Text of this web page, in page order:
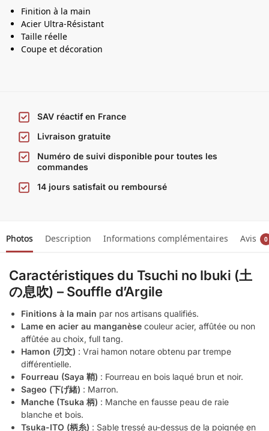
Finition à la main
Acier Ultra-Résistant
Taille réelle
Coupe et décoration
SAV réactif en France
Livraison gratuite
Numéro de suivi disponible pour toutes les
commandes
14 jours satisfait ou remboursé
Photos Description Informations complémentaires Avis 0
Caractéristiques du Tsuchi no Ibuki (土
の息吹) – Souffle d’Argile
Finitions à la main par nos artisans qualifiés.
Lame en acier au manganèse couleur acier, affûtée ou non
affûtée au choix, full tang.
Hamon (刃文) : Vrai hamon notare obtenu par trempe
différentielle.
Fourreau (Saya 鞘) : Fourreau en bois laqué brun et noir.
Sageo (下げ緒) : Marron.
Manche (Tsuka 柄) : Manche en fausse peau de raie
blanche et bois.
Tsuka-ITO (柄糸) : Sable tressé au-dessus de la poignée en